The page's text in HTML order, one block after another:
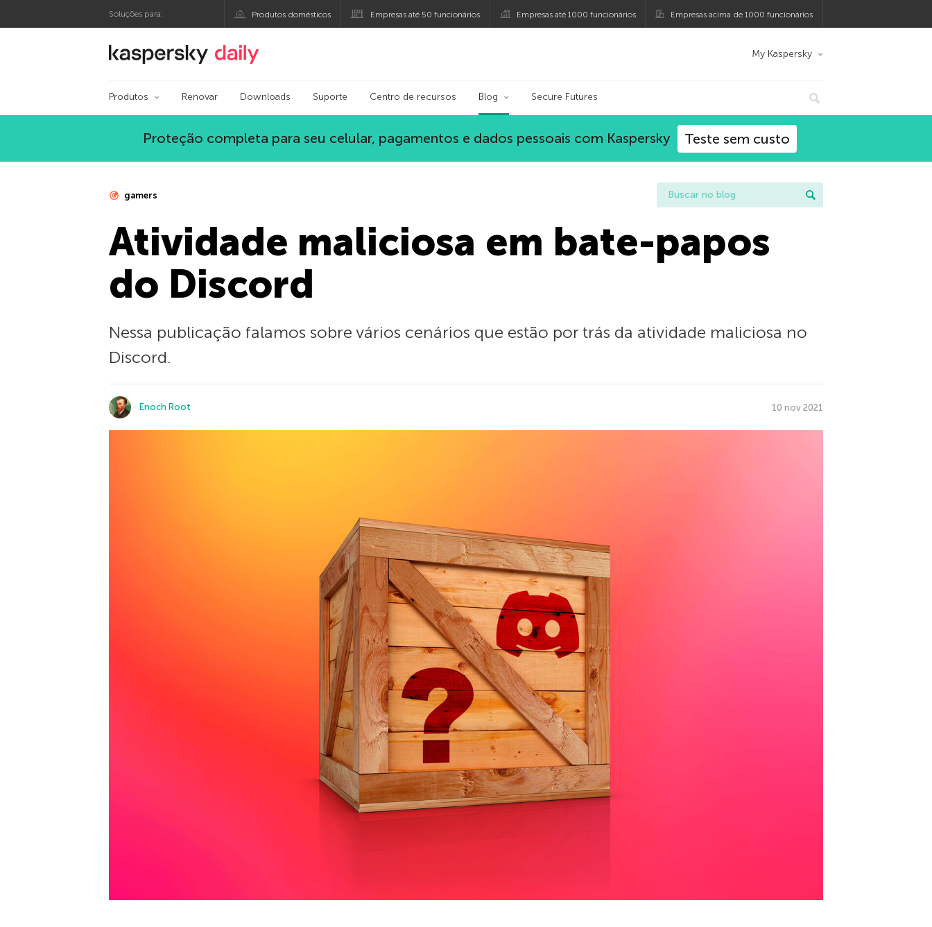
Soluções para: Produtos domésticos Empresas até 50 funcionários Empresas até 1000 funcionários Empresas acima de 1000 funcionários
Blog oficial da Kaspersky My Kaspersky
Produtos Renovar Downloads Suporte Centro de recursos Blog Secure Futures
Proteção completa para seu celular, pagamentos e dados pessoais com Kaspersky Teste sem custo
gamers
Atividade maliciosa em bate-papos
do Discord
Nessa publicação falamos sobre vários cenários que estão por trás da atividade maliciosa no
Discord.
Enoch Root 10 nov 2021